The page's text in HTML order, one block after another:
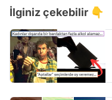
İlginiz çekebilir 👇